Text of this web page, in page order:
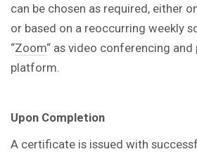
can be chosen as required, either
or based on a reoccurring weekly
“Zoom“ as video conferencing
platform.
Upon Completion
A certificate is issued with